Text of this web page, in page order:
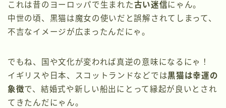
これは昔のヨーロッパで生まれた古い迷信にゃん。
中世の頃、黒猫は魔女の使いだと誤解されてしまって、
不吉なイメージが広まったんだにゃ。
でもね、国や文化が変われば真逆の意味になるにゃ！
イギリスや日本、スコットランドなどでは黒猫は幸運の
象徴で、結婚式や新しい船出にとって縁起が良いとされ
てきたんだにゃん。